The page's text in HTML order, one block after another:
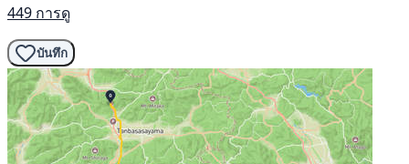
449 การดู
บันทึก